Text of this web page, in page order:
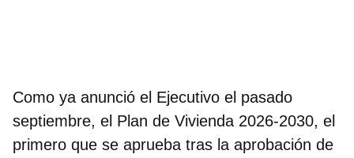
Como ya anunció el Ejecutivo el pasado
septiembre, el Plan de Vivienda 2026-2030, el
primero que se aprueba tras la aprobación de